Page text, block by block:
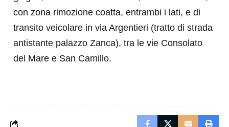
con zona rimozione coatta, entrambi i lati, e di
transito veicolare in via Argentieri (tratto di strada
antistante palazzo Zanca), tra le vie Consolato
del Mare e San Camillo.